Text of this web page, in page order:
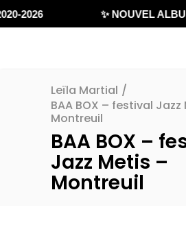
2026 ✨ NOUVEL
Leïla Martial /
BAA BOX – festival Jazz
Montreuil
BAA BOX –
Jazz Metis –
Montreuil